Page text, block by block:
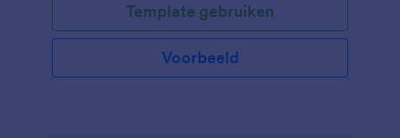
Template gebruiken
Voorbeeld